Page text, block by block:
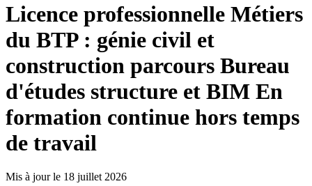
Licence professionnelle Métiers
du BTP : génie civil et
construction parcours Bureau
d'études structure et BIM En
formation continue hors temps
de travail
Mis à jour le 18 juillet 2026